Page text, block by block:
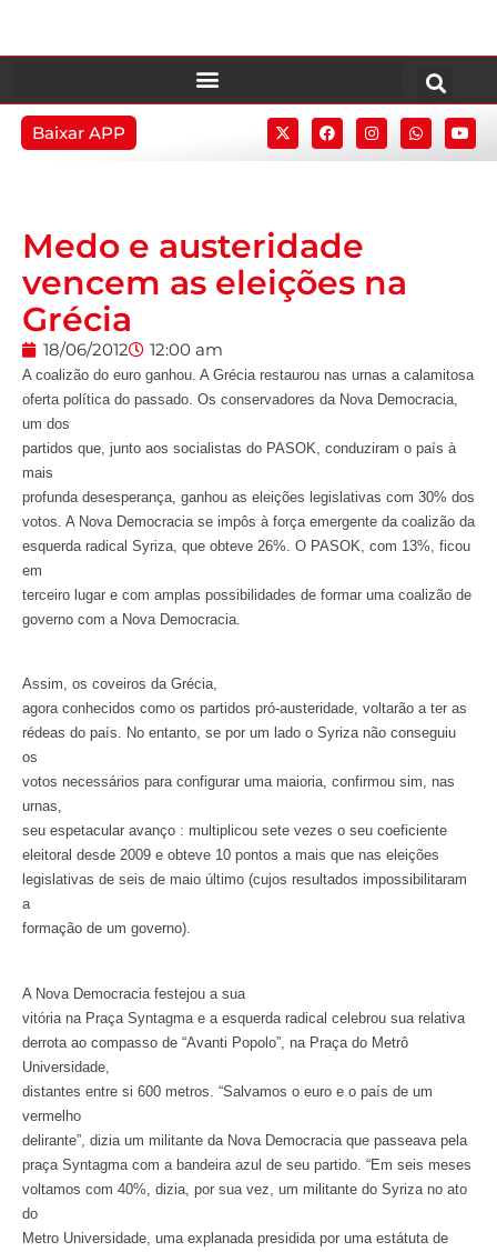
Baixar APP
Medo e austeridade
vencem as eleições na
Grécia
18/06/2012 12:00 am
A coalizão do euro ganhou. A Grécia restaurou nas urnas a calamitosa
oferta política do passado. Os conservadores da Nova Democracia,
um dos
partidos que, junto aos socialistas do PASOK, conduziram o país à
mais
profunda desesperança, ganhou as eleições legislativas com 30% dos
votos. A Nova Democracia se impôs à força emergente da coalizão da
esquerda radical Syriza, que obteve 26%. O PASOK, com 13%, ficou
em
terceiro lugar e com amplas possibilidades de formar uma coalizão de
governo com a Nova Democracia.
Assim, os coveiros da Grécia,
agora conhecidos como os partidos pró-austeridade, voltarão a ter as
rédeas do país. No entanto, se por um lado o Syriza não conseguiu
os
votos necessários para configurar uma maioria, confirmou sim, nas
urnas,
seu espetacular avanço : multiplicou sete vezes o seu coeficiente
eleitoral desde 2009 e obteve 10 pontos a mais que nas eleições
legislativas de seis de maio último (cujos resultados impossibilitaram
a
formação de um governo).
A Nova Democracia festejou a sua
vitória na Praça Syntagma e a esquerda radical celebrou sua relativa
derrota ao compasso de “Avanti Popolo”, na Praça do Metrô
Universidade,
distantes entre si 600 metros. “Salvamos o euro e o país de um
vermelho
delirante”, dizia um militante da Nova Democracia que passeava pela
praça Syntagma com a bandeira azul de seu partido. “Em seis meses
voltamos com 40%, dizia, por sua vez, um militante do Syriza no ato
do
Metro Universidade, uma explanada presidida por uma estátuta de